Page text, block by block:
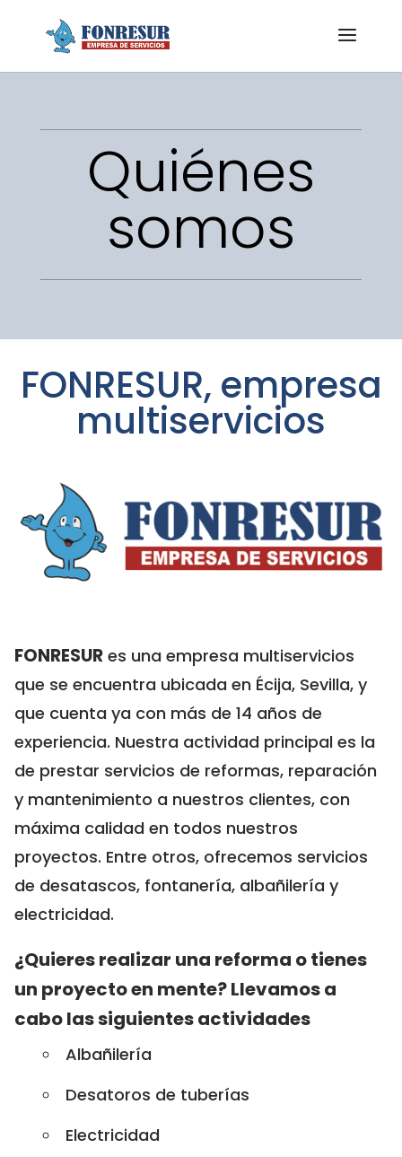
Quiénes
somos
FONRESUR, empresa
multiservicios
FONRESUR es una empresa multiservicios
que se encuentra ubicada en Écija, Sevilla, y
que cuenta ya con más de 14 años de
experiencia. Nuestra actividad principal es la
de prestar servicios de reformas, reparación
y mantenimiento a nuestros clientes, con
máxima calidad en todos nuestros
proyectos. Entre otros, ofrecemos servicios
de desatascos, fontanería, albañilería y
electricidad.
¿Quieres realizar una reforma o tienes
un proyecto en mente? Llevamos a
cabo las siguientes actividades
Albañilería
Desatoros de tuberías
Electricidad